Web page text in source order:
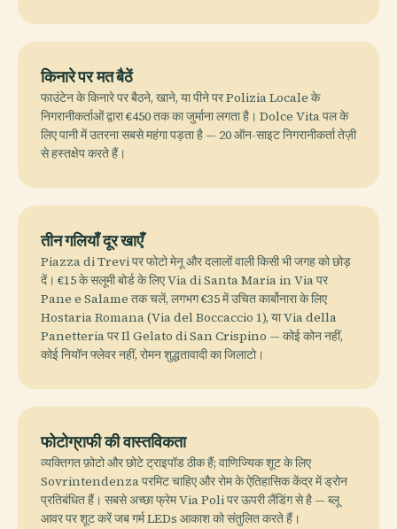
किनारे पर मत बैठें
फाउंटेन के किनारे पर बैठने, खाने, या पीने पर Polizia Locale के
निगरानीकर्ताओं द्वारा €450 तक का जुर्माना लगता है। Dolce Vita पल के
लिए पानी में उतरना सबसे महंगा पड़ता है — 20 ऑन-साइट निगरानीकर्ता तेज़ी
से हस्तक्षेप करते हैं।
तीन गलियाँ दूर खाएँ
Piazza di Trevi पर फोटो मेनू और दलालों वाली किसी भी जगह को छोड़
दें। €15 के सलूमी बोर्ड के लिए Via di Santa Maria in Via पर
Pane e Salame तक चलें, लगभग €35 में उचित कार्बोनारा के लिए
Hostaria Romana (Via del Boccaccio 1), या Via della
Panetteria पर Il Gelato di San Crispino — कोई कोन नहीं,
कोई नियॉन फ्लेवर नहीं, रोमन शुद्धतावादी का जिलाटो।
फोटोग्राफी की वास्तविकता
व्यक्तिगत फ़ोटो और छोटे ट्राइपॉड ठीक हैं; वाणिज्यिक शूट के लिए
Sovrintendenza परमिट चाहिए और रोम के ऐतिहासिक केंद्र में ड्रोन
प्रतिबंधित हैं। सबसे अच्छा फ्रेम Via Poli पर ऊपरी लैंडिंग से है — ब्लू
आवर पर शूट करें जब गर्म LEDs आकाश को संतुलित करते हैं।